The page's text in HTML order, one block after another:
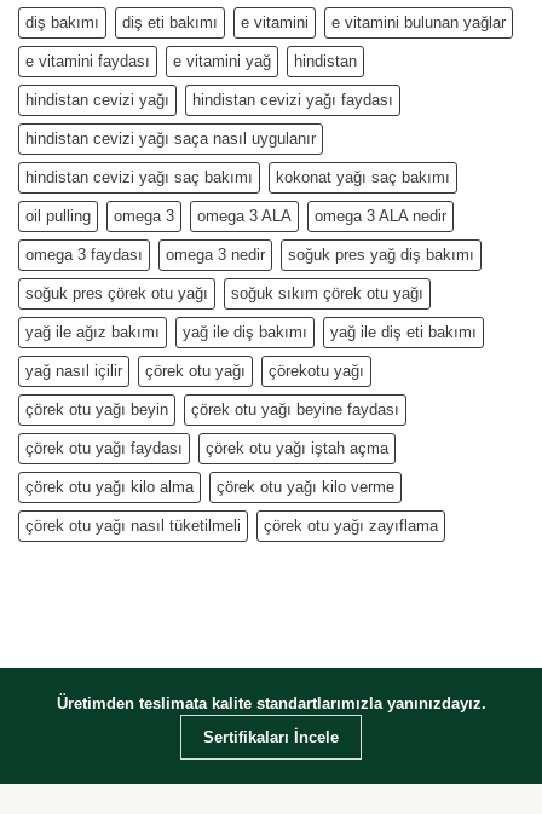
diş bakımı diş eti bakımı e vitamini e vitamini bulunan yağlar
e vitamini faydası e vitamini yağ hindistan
hindistan cevizi yağı hindistan cevizi yağı faydası
hindistan cevizi yağı saça nasıl uygulanır
hindistan cevizi yağı saç bakımı kokonat yağı saç bakımı
oil pulling omega 3 omega 3 ALA omega 3 ALA nedir
omega 3 faydası omega 3 nedir soğuk pres yağ diş bakımı
soğuk pres çörek otu yağı soğuk sıkım çörek otu yağı
yağ ile ağız bakımı yağ ile diş bakımı yağ ile diş eti bakımı
yağ nasıl içilir çörek otu yağı çörekotu yağı
çörek otu yağı beyin çörek otu yağı beyine faydası
çörek otu yağı faydası çörek otu yağı iştah açma
çörek otu yağı kilo alma çörek otu yağı kilo verme
çörek otu yağı nasıl tüketilmeli çörek otu yağı zayıflama
Üretimden teslimata kalite standartlarımızla yanınızdayız.
Sertifikaları İncele